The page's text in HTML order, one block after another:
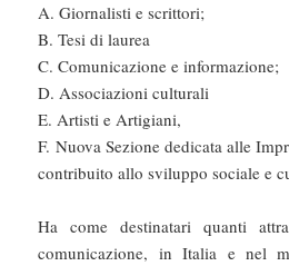
A. Giornalisti e scrittori;
B. Tesi di laurea
C. Comunicazione e informazione;
D. Associazioni culturali
E. Artisti e Artigiani,
F. Nuova Sezione dedicata alle
contribuito allo sviluppo sociale e
Ha come destinatari quanti
comunicazione, in Italia e nel